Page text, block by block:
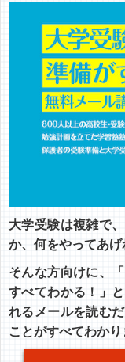
大学受験は複雑で
か、何をやってあ
そんな方向けに、
すべてわかる！」
れるメールを読む
ことがすべてわかり